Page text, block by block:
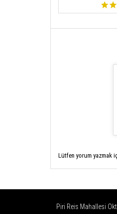
Lütfen yorum yazmak
Piri Reis Mahallesi